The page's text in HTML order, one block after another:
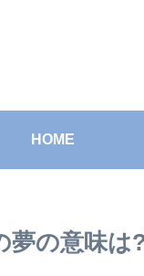
HOME
夢の意味